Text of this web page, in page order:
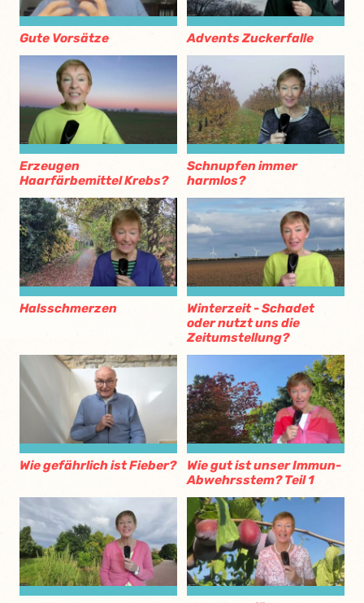
Gute Vorsätze Advents Zuckerfalle
Erzeugen
Haarfärbemittel Krebs?
Schnupfen immer
harmlos?
Halsschmerzen
Winterzeit - Schadet
oder nutzt uns die
Zeitumstellung?
Wie gefährlich ist Fieber?
Wie gut ist unser Immun-
Abwehrsstem? Teil 1